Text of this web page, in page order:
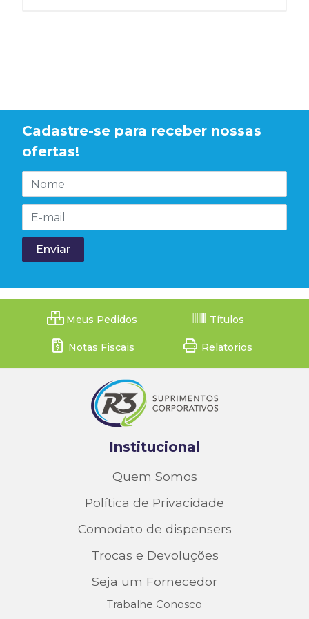
Cadastre-se para receber nossas
ofertas!
Meus Pedidos Títulos
Notas Fiscais Relatorios
Institucional
Quem Somos
Política de Privacidade
Comodato de dispensers
Trocas e Devoluções
Seja um Fornecedor
Trabalhe Conosco